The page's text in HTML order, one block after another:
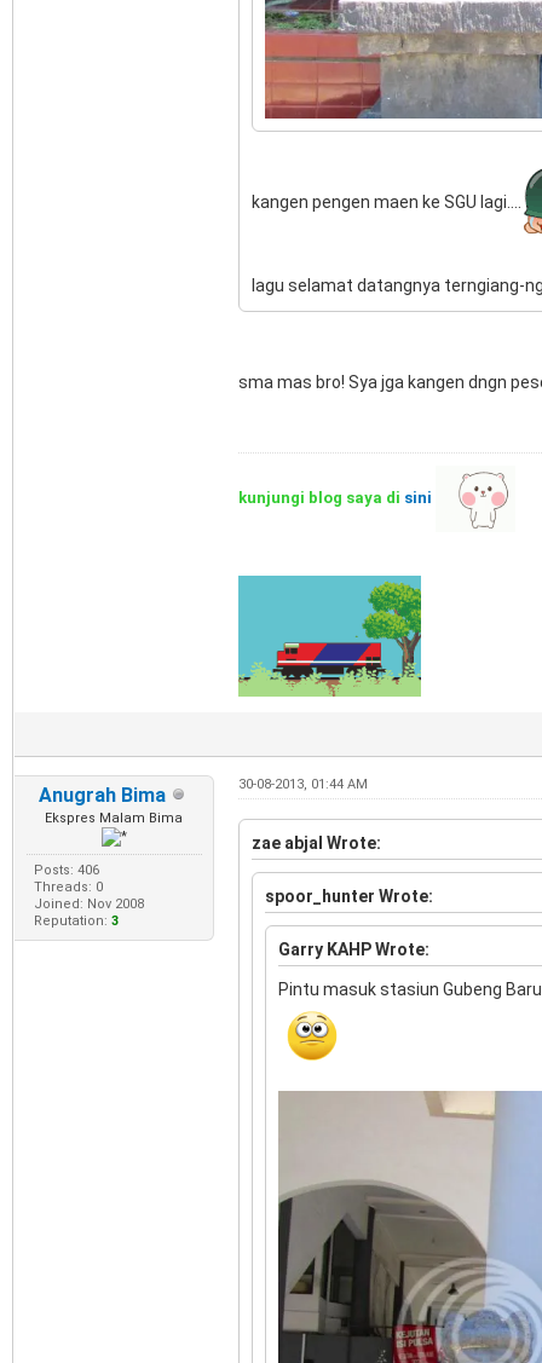
kangen pengen maen ke SGU lagi....
lagu selamat datangnya terngiang-
sma mas bro! Sya jga kangen dngn
kunjungi blog saya di sini
Anugrah Bima
Ekspres Malam Bima
Posts: 406
Threads: 0
Joined: Nov 2008
Reputation: 3
30-08-2013, 01:44 AM
zae abjal Wrote:
spoor_hunter Wrote:
Garry KAHP Wrote:
Pintu masuk stasiun Gubeng